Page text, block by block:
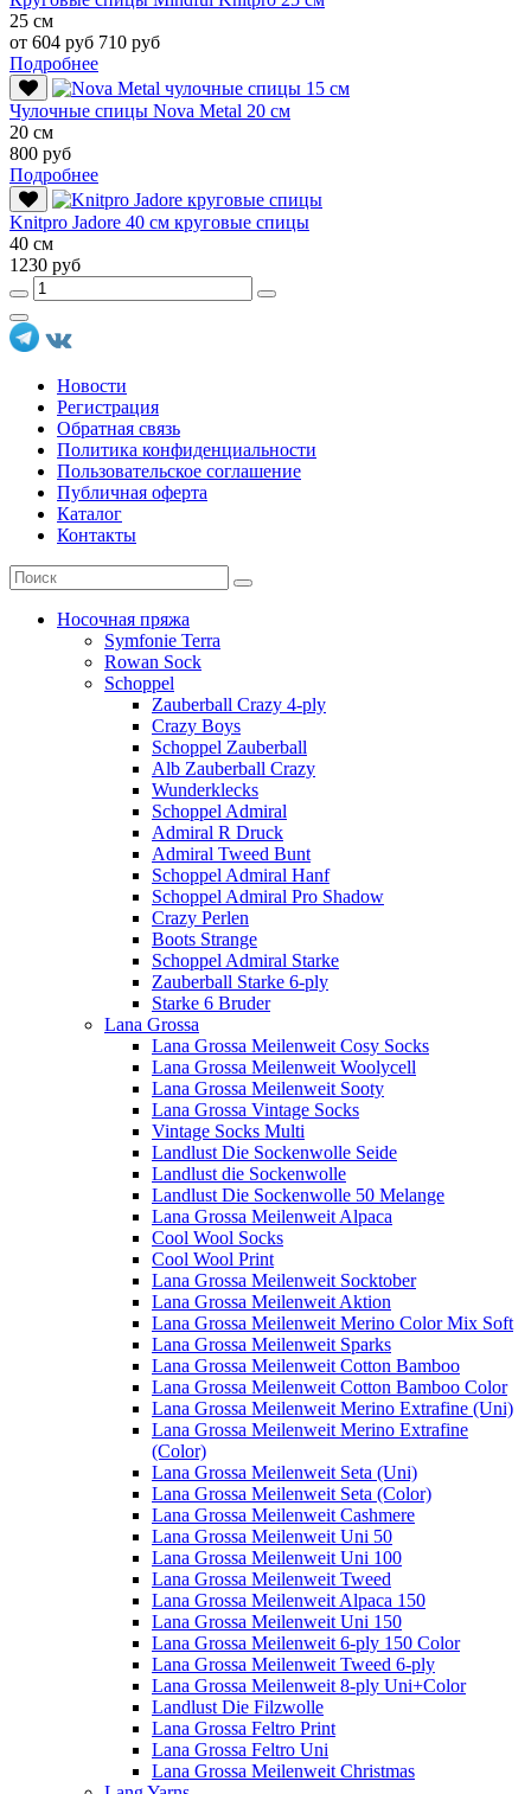
25 см
от 604 руб 710 руб
Подробнее
Чулочные спицы Nova Metal 20 см
20 см
800 руб
Подробнее
Knitpro Jadore 40 см круговые спицы
40 см
1230 руб
Новости
Регистрация
Обратная связь
Политика конфиденциальности
Пользовательское соглашение
Публичная оферта
Каталог
Контакты
Носочная пряжа
Symfonie Terra
Rowan Sock
Schoppel
Zauberball Crazy 4-ply
Crazy Boys
Schoppel Zauberball
Alb Zauberball Crazy
Wunderklecks
Schoppel Admiral
Admiral R Druck
Admiral Tweed Bunt
Schoppel Admiral Hanf
Schoppel Admiral Pro Shadow
Crazy Perlen
Boots Strange
Schoppel Admiral Starke
Zauberball Starke 6-ply
Starke 6 Bruder
Lana Grossa
Lana Grossa Meilenweit Cosy Socks
Lana Grossa Meilenweit Woolycell
Lana Grossa Meilenweit Sooty
Lana Grossa Vintage Socks
Vintage Socks Multi
Landlust Die Sockenwolle Seide
Landlust die Sockenwolle
Landlust Die Sockenwolle 50 Melange
Lana Grossa Meilenweit Alpaca
Cool Wool Socks
Cool Wool Print
Lana Grossa Meilenweit Socktober
Lana Grossa Meilenweit Aktion
Lana Grossa Meilenweit Merino Color Mix Soft
Lana Grossa Meilenweit Sparks
Lana Grossa Meilenweit Cotton Bamboo
Lana Grossa Meilenweit Cotton Bamboo Color
Lana Grossa Meilenweit Merino Extrafine (Uni)
Lana Grossa Meilenweit Merino Extrafine
(Color)
Lana Grossa Meilenweit Seta (Uni)
Lana Grossa Meilenweit Seta (Color)
Lana Grossa Meilenweit Cashmere
Lana Grossa Meilenweit Uni 50
Lana Grossa Meilenweit Uni 100
Lana Grossa Meilenweit Tweed
Lana Grossa Meilenweit Alpaca 150
Lana Grossa Meilenweit Uni 150
Lana Grossa Meilenweit 6-ply 150 Color
Lana Grossa Meilenweit Tweed 6-ply
Lana Grossa Meilenweit 8-ply Uni+Color
Landlust Die Filzwolle
Lana Grossa Feltro Print
Lana Grossa Feltro Uni
Lana Grossa Meilenweit Christmas